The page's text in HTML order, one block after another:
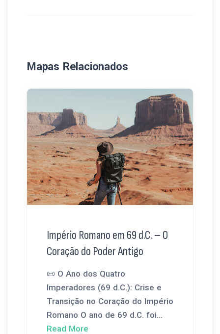
Mapas Relacionados
Império Romano em 69 d.C. – O
Coração do Poder Antigo
📜 O Ano dos Quatro
Imperadores (69 d.C.): Crise e
Transição no Coração do Império
Romano O ano de 69 d.C. foi...
Read More